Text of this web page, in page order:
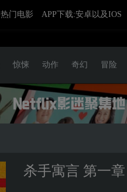
热门电影 APP下载:安卓以及IOS
惊悚 动作 奇幻 冒险
杀手寓言 第一章